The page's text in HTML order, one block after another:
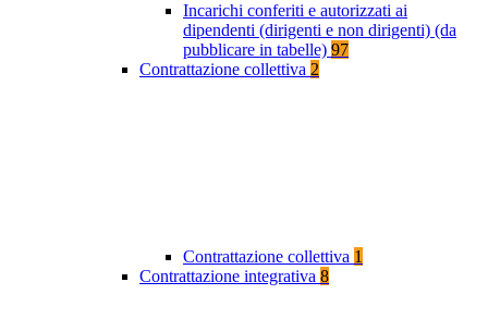
Incarichi conferiti e autorizzati ai
dipendenti (dirigenti e non dirigenti) (da
pubblicare in tabelle) 97
Contrattazione collettiva 2
Contrattazione collettiva 1
Contrattazione integrativa 8